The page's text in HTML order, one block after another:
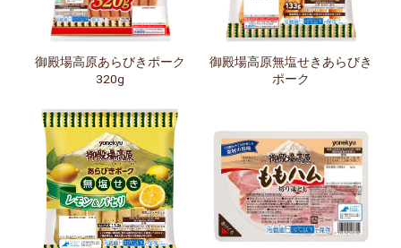
御殿場高原あらびきポーク
320g
御殿場高原無塩せきあらびき
ポーク